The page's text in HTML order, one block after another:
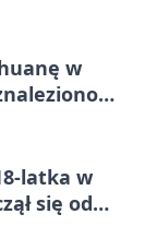
w
latka w
się od